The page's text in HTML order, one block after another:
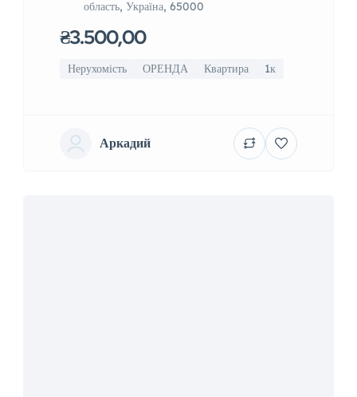
область, Україна, 65000
₴3.500,00
Нерухомість ОРЕНДА Квартира 1к
Аркадий